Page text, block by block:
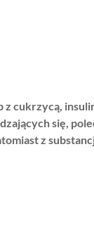
z cukrzycą,
się,
z